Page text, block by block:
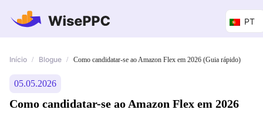
PT
Início / Blogue / Como candidatar-se ao Amazon Flex em 2026 (Guia rápido)
05.05.2026
Como candidatar-se ao Amazon Flex em 2026